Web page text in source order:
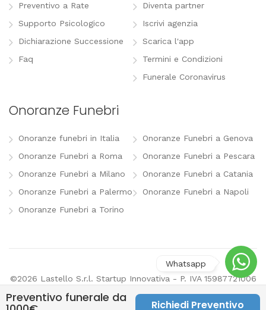
Preventivo a Rate
Supporto Psicologico
Dichiarazione Successione
Faq
Diventa partner
Iscrivi agenzia
Scarica l'app
Termini e Condizioni
Funerale Coronavirus
Onoranze Funebri
Onoranze funebri in Italia
Onoranze Funebri a Roma
Onoranze Funebri a Milano
Onoranze Funebri a Palermo
Onoranze Funebri a Torino
Onoranze Funebri a Genova
Onoranze Funebri a Pescara
Onoranze Funebri a Catania
Onoranze Funebri a Napoli
©2026 Lastello S.r.l. Startup Innovativa - P. IVA 15987721006
preferenze pubblicitarie
Preventivo funerale da
Richiedi Preventivo